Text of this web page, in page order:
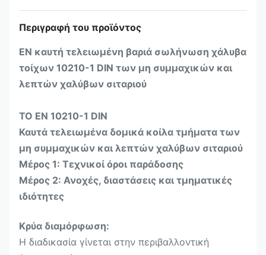
Περιγραφή του προϊόντος
EN καυτή τελειωμένη βαριά σωλήνωση χάλυβα
τοίχων 10210-1 DIN των μη συμμαχικών και
λεπτών χαλύβων σιταριού
ΤΟ EN 10210-1 DIN
Καυτά τελειωμένα δομικά κοίλα τμήματα των
μη συμμαχικών και λεπτών χαλύβων σιταριού
Μέρος 1: Τεχνικοί όροι παράδοσης
Μέρος 2: Ανοχές, διαστάσεις και τμηματικές
ιδιότητες
Κρύα διαμόρφωση:
Η διαδικασία γίνεται στην περιβαλλοντική